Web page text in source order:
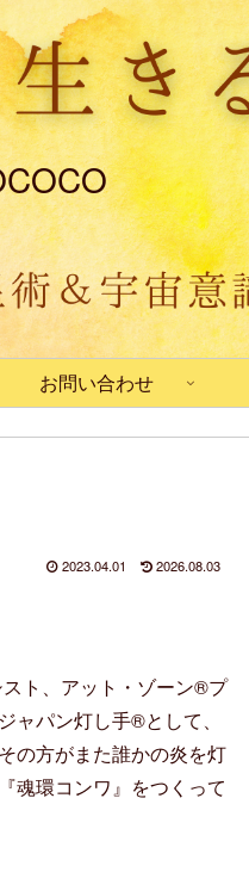
お問い合わせ
2023.04.01 2026.08.03
ト、アット・ゾーン®プ
ャパン灯し手®として、
の方がまた誰かの炎を灯
魂環コンワ』をつくって